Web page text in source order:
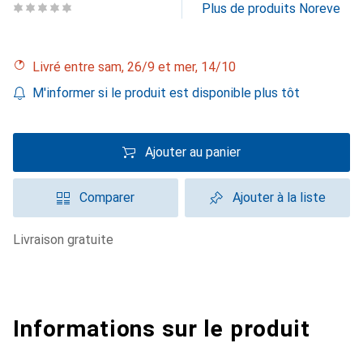
Plus de produits Noreve
Livré entre sam, 26/9 et mer, 14/10
M'informer si le produit est disponible plus tôt
Ajouter au panier
Comparer Ajouter à la liste
livraison gratuite
Informations sur le produit